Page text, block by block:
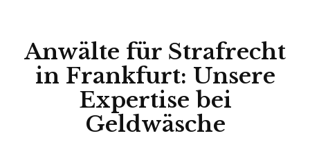
Anwälte für Strafrecht
in Frankfurt: Unsere
Expertise bei
Geldwäsche